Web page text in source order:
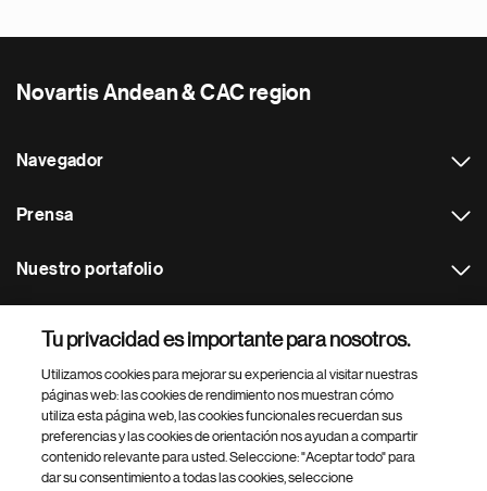
Novartis Andean & CAC region
Navegador
Prensa
Nuestro portafolio
Footer Site Search
Tu privacidad es importante para nosotros.
Utilizamos cookies para mejorar su experiencia al visitar nuestras
páginas web: las cookies de rendimiento nos muestran cómo
utiliza esta página web, las cookies funcionales recuerdan sus
preferencias y las cookies de orientación nos ayudan a compartir
contenido relevante para usted. Seleccione: "Aceptar todo" para
dar su consentimiento a todas las cookies, seleccione